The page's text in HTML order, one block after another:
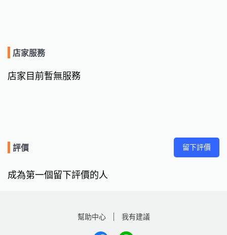
店家服務
店家目前暫無服務
評價 留下評價
成為第一個留下評價的人
幫助中心 我有建議